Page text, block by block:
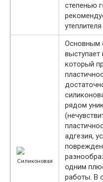
степенью
Силиконовая
Основным
выступает
который
рядом
адгезия,
одним
работы. В